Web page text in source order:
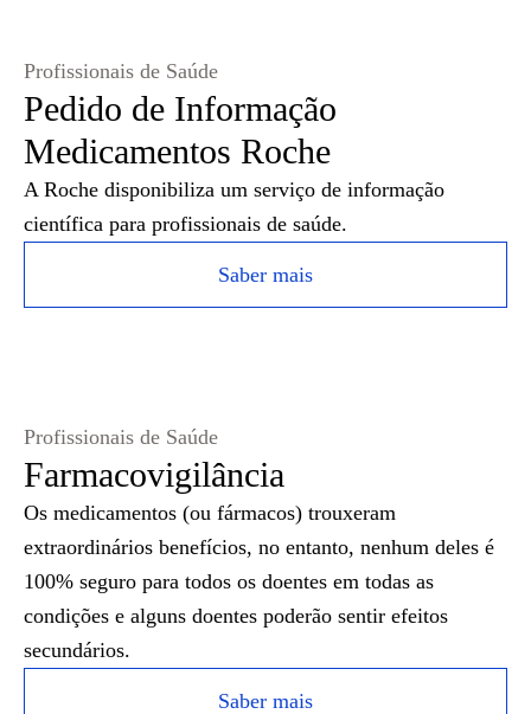
Profissionais de Saúde
Pedido de Informação
Medicamentos Roche
A Roche disponibiliza um serviço de informação
científica para profissionais de saúde.
Saber mais
Profissionais de Saúde
Farmacovigilância
Os medicamentos (ou fármacos) trouxeram
extraordinários benefícios, no entanto, nenhum deles é
100% seguro para todos os doentes em todas as
condições e alguns doentes poderão sentir efeitos
secundários.
Saber mais